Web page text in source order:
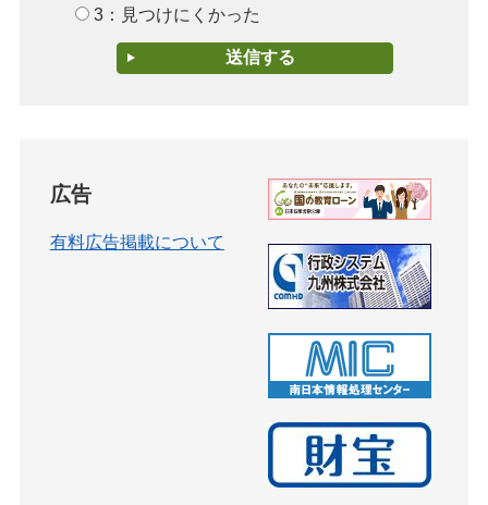
3：見つけにくかった
広告
有料広告掲載について